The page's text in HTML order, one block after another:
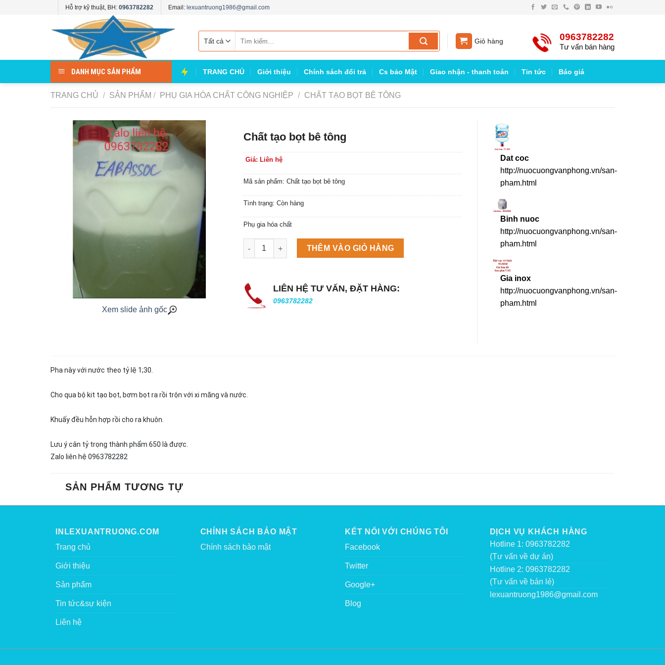
Hỗ trợ kỹ thuật, BH: 0963782282 Email: lexuantruong1986@gmail.com
kiếm:
Giỏ hàng 0963782282
Tư vấn bán hàng
DANH MỤC SẢN PHẨM TRANG CHỦ Giới thiệu Chính sách đổi trả Cs bảo Mật Giao nhận - thanh toán Tin tức Báo giá
TRANG CHỦ / SẢN PHẨM / PHỤ GIA HÓA CHẤT CÔNG NGHIỆP / CHẤT TẠO BỌT BÊ TÔNG
Xem slide ảnh gốc
Chất tạo bọt bê tông
Giá: Liên hệ
Mã sản phẩm: Chất tạo bọt bê tông
Tình trạng: Còn hàng
Phụ gia hóa chất
Máy làm đá viên Scotsman NW458AS số lượng
THÊM VÀO GIỎ HÀNG
LIÊN HỆ TƯ VẤN, ĐẶT HÀNG:
0963782282
Dat coc
http://nuocuongvanphong.vn/san-
pham.html
Binh nuoc
http://nuocuongvanphong.vn/san-
pham.html
Gia inox
http://nuocuongvanphong.vn/san-
pham.html
Pha này với nước theo tỷ lệ 1;30.
Cho qua bộ kit tạo bọt, bơm bọt ra rồi trộn với xi măng và nước.
Khuấy đều hỗn hợp rồi cho ra khuôn.
Lưu ý cân tỷ trọng thành phẩm 650 là được.
Zalo liên hệ 0963782282
SẢN PHẨM TƯƠNG TỰ
INLEXUANTRUONG.COM
Trang chủ
Giới thiệu
Sản phẩm
Tin tức&sự kiện
Liên hệ
CHÍNH SÁCH BẢO MẬT
Chính sách bảo mật
KẾT NỐI VỚI CHÚNG TÔI
Facebook
Twitter
Google+
Blog
DỊCH VỤ KHÁCH HÀNG
Hotline 1: 0963782282
(Tư vấn về dự án)
Hotline 2: 0963782282
(Tư vấn về bán lẻ)
lexuantruong1986@gmail.com